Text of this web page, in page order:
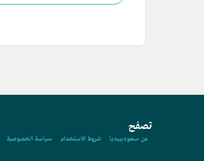
تصفح
عن سعوديبيديا شروط الاستخدام سياسة الخصوصية